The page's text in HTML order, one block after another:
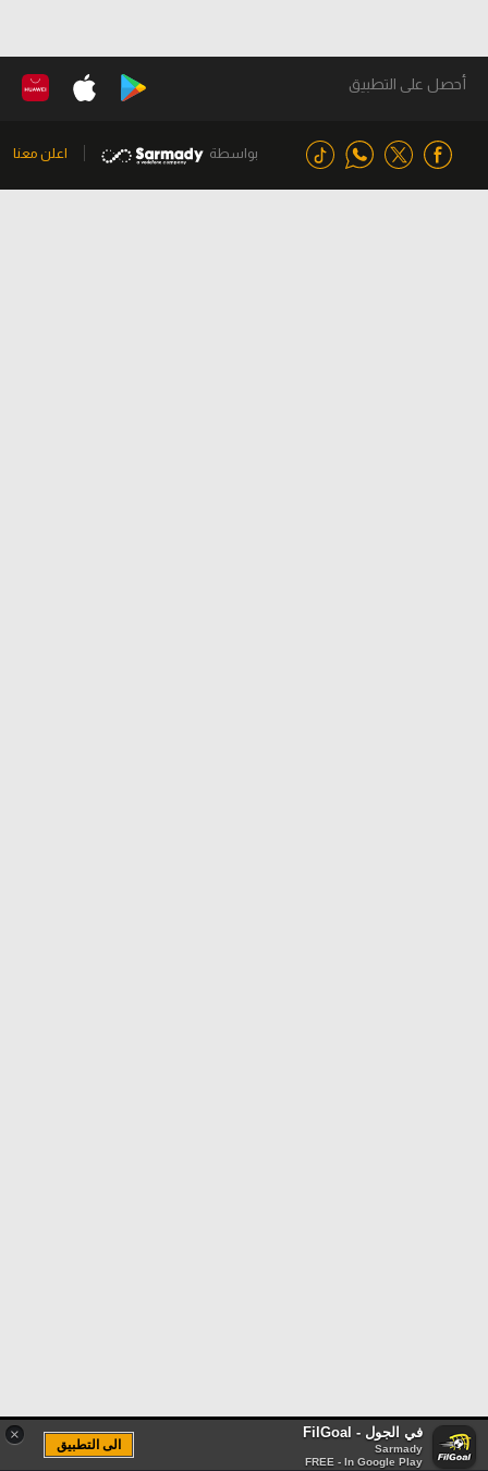
أحصل على التطبيق
بواسطة اعلن معنا
× في الجول - FilGoal
Sarmady
FREE - In Google Play
الى التطبيق